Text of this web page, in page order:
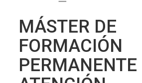
MÁSTER DE
FORMACIÓN
PERMANENTE